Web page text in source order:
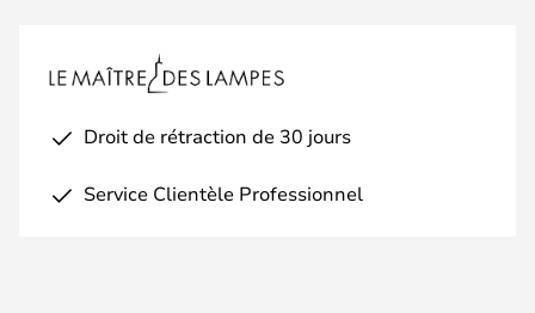
Droit de rétraction de 30 jours
Service Clientèle Professionnel